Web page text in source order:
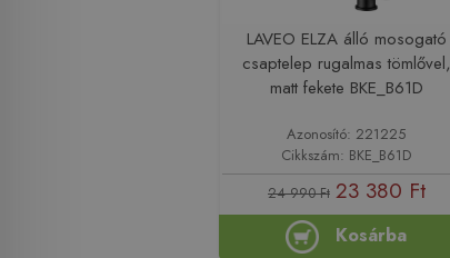
LAVEO ELZA álló mosogató
csaptelep rugalmas tömlővel,
matt fekete BKE_B61D
Azonosító: 221225
Cikkszám: BKE_B61D
24 990 Ft 23 380 Ft
Kosárba